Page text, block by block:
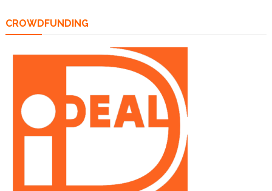
CROWDFUNDING